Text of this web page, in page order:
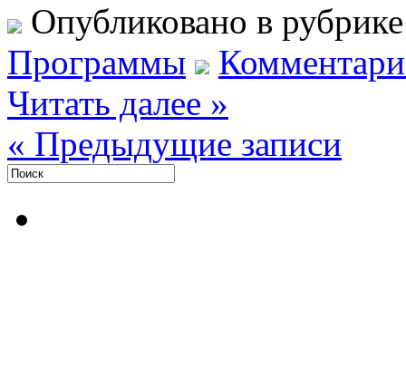
Опубликовано в
Программы
Читать далее »
« Предыдущие записи